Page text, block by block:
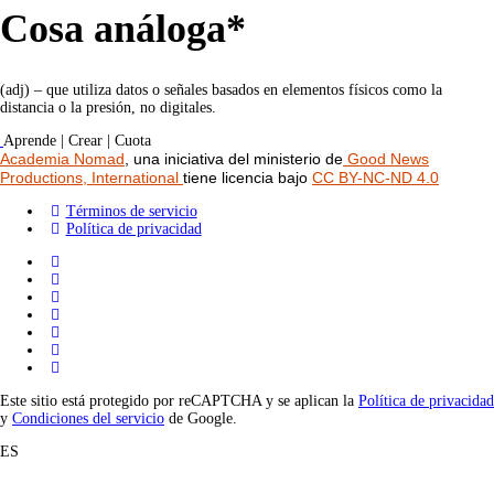
Cosa análoga*
(adj) – que utiliza datos o señales basados en elementos físicos como la
distancia o la presión, no digitales.
Aprende | Crear | Cuota
Academia Nomad , una iniciativa del ministerio de Good News
Productions, International tiene licencia bajo CC BY-NC-ND 4.0
Términos de servicio
Política de privacidad
Este sitio está protegido por reCAPTCHA y se aplican la Política de privacidad
y Condiciones del servicio de Google.
ES